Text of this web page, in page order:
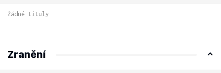
Žádné tituly
Zranění